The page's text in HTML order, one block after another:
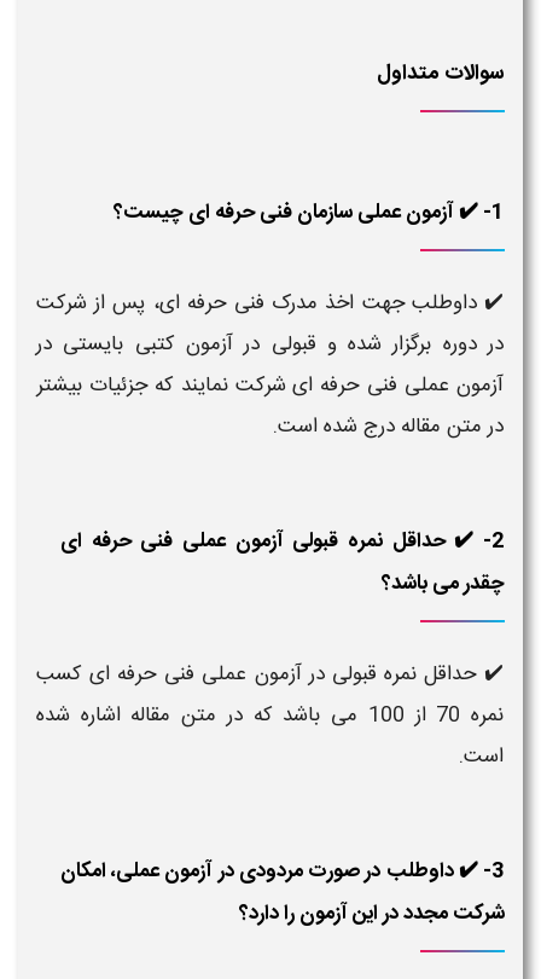
سوالات متداول
1- ✔️ آزمون عملی سازمان فنی حرفه ای چیست؟
✔️ داوطلب جهت اخذ مدرک فنی حرفه ای، پس از شرکت
در دوره برگزار شده و قبولی در آزمون کتبی بایستی در
آزمون عملی فنی حرفه ای شرکت نمایند که جزئیات بیشتر
در متن مقاله درج شده است.
2- ✔️ حداقل نمره قبولی آزمون عملی فنی حرفه ای
چقدر می باشد؟
✔️ حداقل نمره قبولی در آزمون عملی فنی حرفه ای کسب
نمره 70 از 100 می باشد که در متن مقاله اشاره شده
است.
3- ✔️ داوطلب در صورت مردودی در آزمون عملی، امکان
شرکت مجدد در این آزمون را دارد؟